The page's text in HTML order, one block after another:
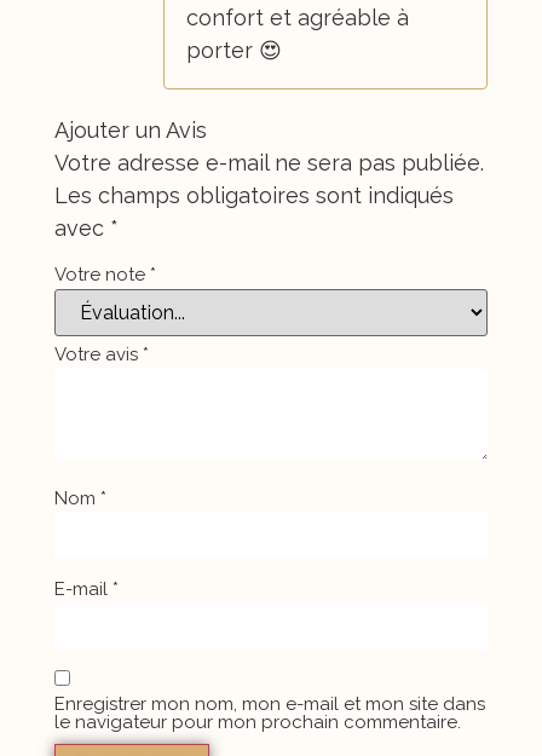
confort et agréable à
porter 😍
Ajouter un Avis
Votre adresse e-mail ne sera pas publiée.
Les champs obligatoires sont indiqués
avec *
Votre note *
Votre avis *
Nom *
E-mail *
Enregistrer mon nom, mon e-mail et mon site dans
le navigateur pour mon prochain commentaire.